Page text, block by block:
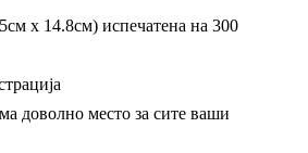
х 14.8см) испечатена на 300
доволно место за сите ваши